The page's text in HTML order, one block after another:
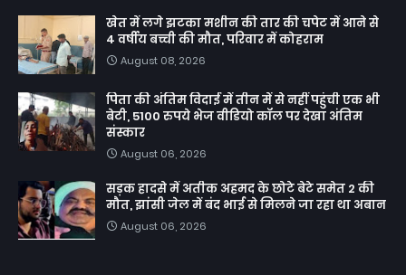
खेत में लगे झटका मशीन की तार की चपेट में आने से
4 वर्षीय बच्ची की मौत, परिवार में कोहराम
August 08, 2026
पिता की अंतिम विदाई में तीन में से नहीं पहुंची एक भी
बेटी, 5100 रुपये भेज वीडियो कॉल पर देखा अंतिम
संस्कार
August 06, 2026
सड़क हादसे में अतीक अहमद के छोटे बेटे समेत 2 की
मौत, झांसी जेल में बंद भाई से मिलने जा रहा था अबान
August 06, 2026